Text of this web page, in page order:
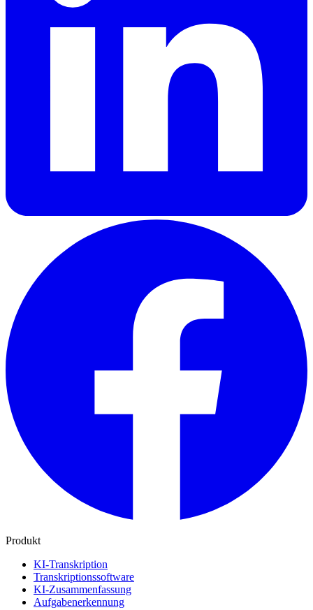
Produkt
KI-Transkription
Transkriptionssoftware
KI-Zusammenfassung
Aufgabenerkennung